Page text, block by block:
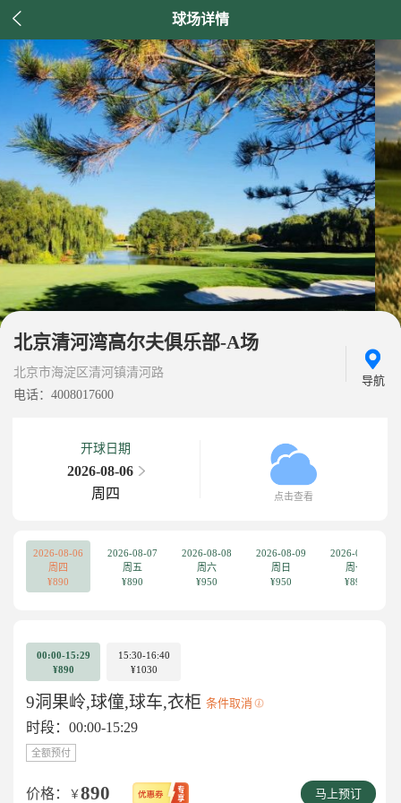
 球场详情
北京清河湾高尔夫俱乐部-A场
北京市海淀区清河镇清河路
电话：4008017600
导航
开球日期
2026-08-06
周四
点击查看
2026-08-06
周四
¥890
2026-08-07
周五
¥890
2026-08-08
周六
¥950
2026-08-09
周日
¥950
2026-08-10
周一
¥890
00:00-15:29
¥890
15:30-16:40
¥1030
9洞果岭,球僮,球车,衣柜 条件取消
时段：00:00-15:29
全额预付
价格： ￥890 马上预订